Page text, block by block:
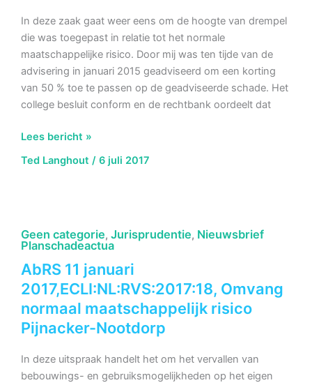
In deze zaak gaat weer eens om de hoogte van drempel
die was toegepast in relatie tot het normale
maatschappelijke risico. Door mij was ten tijde van de
advisering in januari 2015 geadviseerd om een korting
van 50 % toe te passen op de geadviseerde schade. Het
college besluit conform en de rechtbank oordeelt dat
AbRS
drempel
normale
maatschappelijke
risico
Beuningen
Lees bericht »
Ted Langhout / 6 juli 2017
Geen categorie, Jurisprudentie, Nieuwsbrief
Planschadeactua
AbRS 11 januari
2017,ECLI:NL:RVS:2017:18, Omvang
normaal maatschappelijk risico
Pijnacker-Nootdorp
In deze uitspraak handelt het om het vervallen van
bebouwings- en gebruiksmogelijkheden op het eigen